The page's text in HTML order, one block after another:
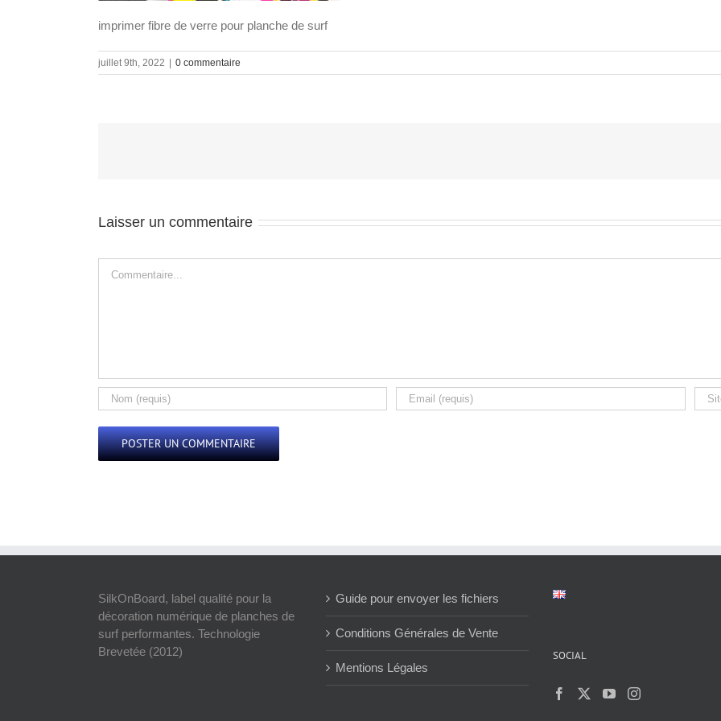
imprimer fibre de verre pour planche de surf
juillet 9th, 2022 | 0 commentaire
Laisser un commentaire
SilkOnBoard, label qualité pour la
décoration numérique de planches de
surf performantes. Technologie
Brevetée (2012)
Guide pour envoyer les fichiers
Conditions Générales de Vente
Mentions Légales
SOCIAL